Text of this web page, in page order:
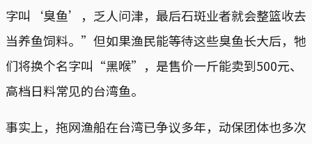
字叫‘臭鱼’，乏人问津，最后石斑业者就会整篮收去
当养鱼饲料。”但如果渔民能等待这些臭鱼长大后，牠
们将换个名字叫“黑喉”，是售价一斤能卖到500元、
高档日料常见的台湾鱼。
事实上，拖网渔船在台湾已争议多年，动保团体也多次